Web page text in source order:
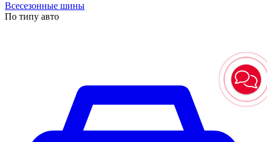
Всесезонные шины
По типу авто